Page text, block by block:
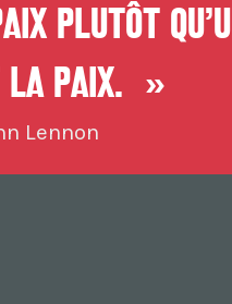
plutôt
la paix. »
Lennon